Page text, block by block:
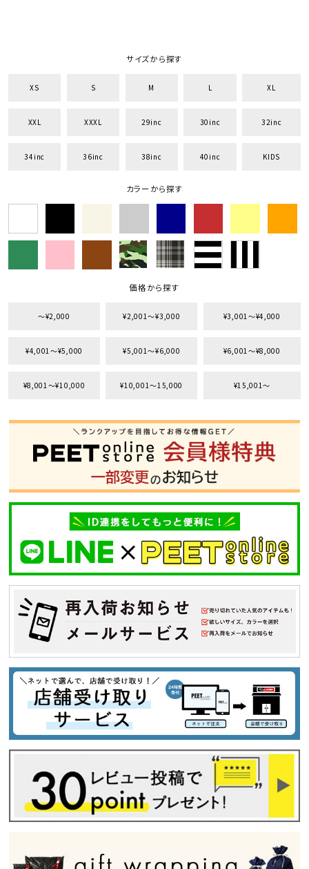
サイズから探す
XS S M L XL
XXL XXXL 29inc 30inc 32inc
34inc 36inc 38inc 40inc KIDS
カラーから探す
価格から探す
〜¥2,000 ¥2,001〜¥3,000 ¥3,001〜¥4,000
¥4,001〜¥5,000 ¥5,001〜¥6,000 ¥6,001〜¥8,000
¥8,001〜¥10,000 ¥10,001〜15,000 ¥15,001〜